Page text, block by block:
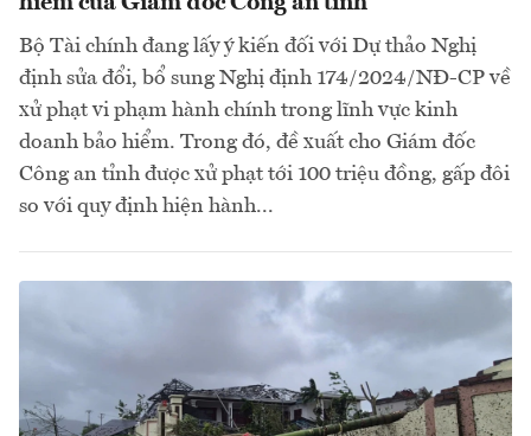
Bộ Tài chính đang lấy ý kiến đối với Dự thảo Nghị
định sửa đổi, bổ sung Nghị định 174/2024/NĐ-CP về
xử phạt vi phạm hành chính trong lĩnh vực kinh
doanh bảo hiểm. Trong đó, đề xuất cho Giám đốc
Công an tỉnh được xử phạt tới 100 triệu đồng, gấp đôi
so với quy định hiện hành...